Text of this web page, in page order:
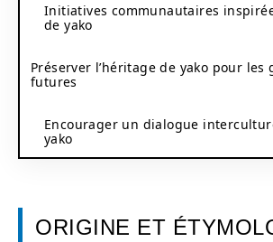
Initiatives communautaires
de yako
Préserver l’héritage de yako pour les
futures
Encourager un dialogue
yako
ORIGINE ET